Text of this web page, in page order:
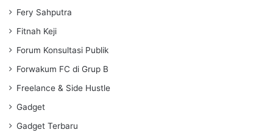
Fery Sahputra
Fitnah Keji
Forum Konsultasi Publik
Forwakum FC di Grup B
Freelance & Side Hustle
Gadget
Gadget Terbaru